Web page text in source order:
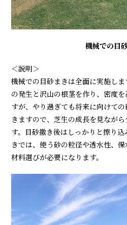
機械での目
＜説明＞
機械での目砂まきは全面に実施し
の発生と沢山の根茎を作り、密度
すが、やり過ぎても将来に向けて
きますので、芝生の成長を見なが
す。目砂撒き後はしっかりと擦り
きでは、使う砂の粒径や透水性、
材料選びが必要になります。